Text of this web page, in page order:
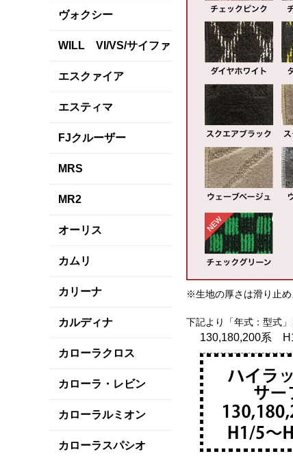
ヴォクシー
WILL VI/VS/サイファ
エスクァイア
エスティマ
FJクルーザー
MRS
MR2
オーリス
カムリ
カリーナ
カルディナ
カローラクロス
カローラ・レビン
カローラルミオン
カローラスパシオ
※生地の厚さは滑り止め
下記より「年式：型式
130,180,200系